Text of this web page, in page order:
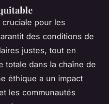
cruciale pour les
des conditions de
justes, tout en
totale dans la chaîne de
éthique a un impact
les communautés